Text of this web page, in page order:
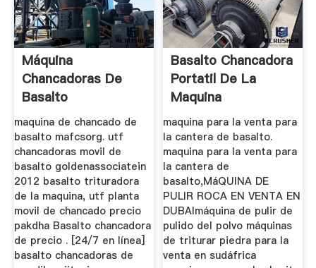
Máquina
Chancadoras De
Basalto
maquina de chancado de
basalto mafcsorg. utf
chancadoras movil de
basalto goldenassociatein
2012 basalto trituradora
de la maquina, utf planta
movil de chancado precio
pakdha Basalto chancadora
de precio . [24/7 en línea]
basalto chancadoras de
Basalto Chancadora
Portatil De La
Maquina
maquina para la venta para
la cantera de basalto.
maquina para la venta para
la cantera de
basalto,MáQUINA DE
PULIR ROCA EN VENTA EN
DUBAImáquina de pulir de
pulido del polvo máquinas
de triturar piedra para la
venta en sudáfrica